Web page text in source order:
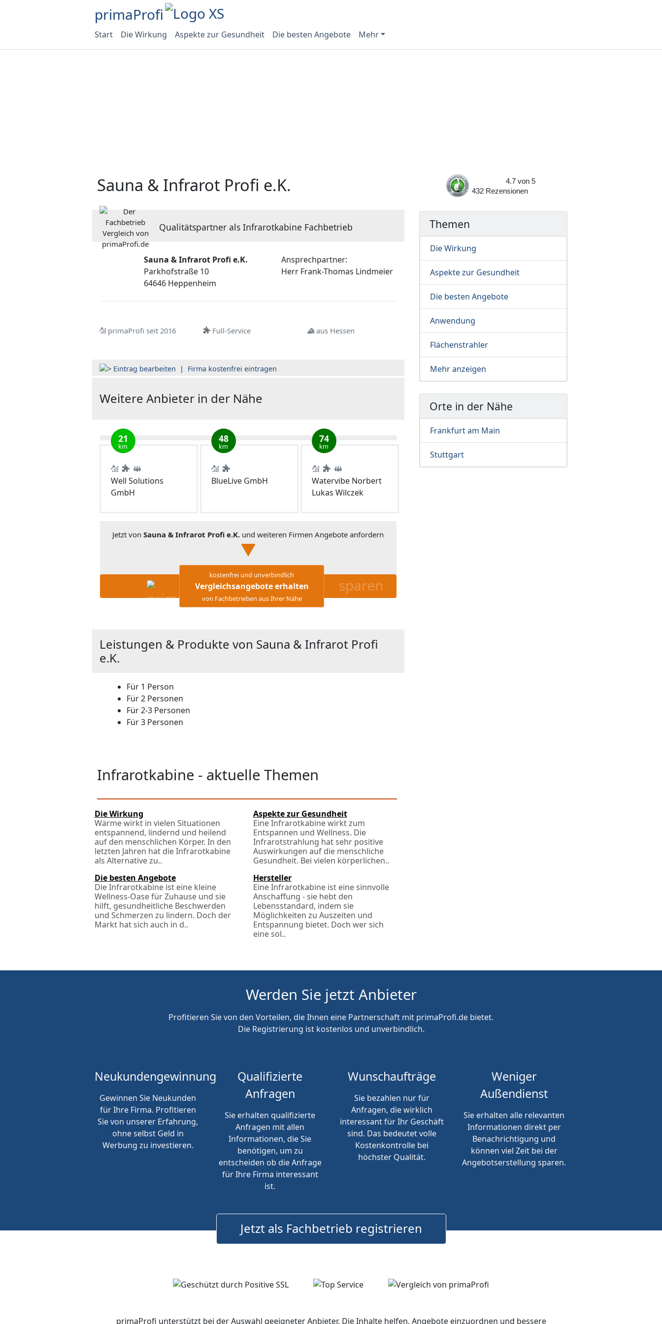
primaProfi
Start Die Wirkung Aspekte zur Gesundheit Die besten Angebote Mehr
Sauna & Infrarot Profi e.K.
Qualitätspartner als Infrarotkabine Fachbetrieb
Sauna & Infrarot Profi e.K.
Parkhofstraße 10
64646 Heppenheim
Ansprechpartner:
Herr Frank-Thomas Lindmeier
primaProfi seit 2016 Full-Service aus Hessen
Eintrag bearbeiten | Firma kostenfrei eintragen
Weitere Anbieter in der Nähe
21
km
Well Solutions
GmbH
48
km
BlueLive GmbH
74
km
Watervibe Norbert
Lukas Wilczek
Jetzt von Sauna & Infrarot Profi e.K. und weiteren Firmen Angebote anfordern
kostenfrei und unverbindlich
Vergleichsangebote erhalten
von Fachbetrieben aus Ihrer Nähe
sparen
Leistungen & Produkte von Sauna & Infrarot Profi
e.K.
Für 1 Person
Für 2 Personen
Für 2-3 Personen
Für 3 Personen
Infrarotkabine - aktuelle Themen
Die Wirkung
Wärme wirkt in vielen Situationen
entspannend, lindernd und heilend
auf den menschlichen Körper. In den
letzten Jahren hat die Infrarotkabine
als Alternative zu..
Aspekte zur Gesundheit
Eine Infrarotkabine wirkt zum
Entspannen und Wellness. Die
Infrarotstrahlung hat sehr positive
Auswirkungen auf die menschliche
Gesundheit. Bei vielen körperlichen..
Die besten Angebote
Die Infrarotkabine ist eine kleine
Wellness-Oase für Zuhause und sie
hilft, gesundheitliche Beschwerden
und Schmerzen zu lindern. Doch der
Markt hat sich auch in d..
Hersteller
Eine Infrarotkabine ist eine sinnvolle
Anschaffung - sie hebt den
Lebensstandard, indem sie
Möglichkeiten zu Auszeiten und
Entspannung bietet. Doch wer sich
eine sol..
4.7 von5
432
Rezensionen
Themen
Die Wirkung
Aspekte zur Gesundheit
Die besten Angebote
Anwendung
Flächenstrahler
Mehr anzeigen
Orte in der Nähe
Frankfurt am Main
Stuttgart
Werden Sie jetzt Anbieter
Profitieren Sie von den Vorteilen, die Ihnen eine Partnerschaft mit primaProfi.de bietet.
Die Registrierung ist kostenlos und unverbindlich.
Neukundengewinnung
Gewinnen Sie Neukunden
für Ihre Firma. Profitieren
Sie von unserer Erfahrung,
ohne selbst Geld in
Werbung zu investieren.
Qualifizierte
Anfragen
Sie erhalten qualifizierte
Anfragen mit allen
Informationen, die Sie
benötigen, um zu
entscheiden ob die Anfrage
für Ihre Firma interessant
ist.
Wunschaufträge
Sie bezahlen nur für
Anfragen, die wirklich
interessant für Ihr Geschäft
sind. Das bedeutet volle
Kostenkontrolle bei
höchster Qualität.
Weniger
Außendienst
Sie erhalten alle relevanten
Informationen direkt per
Benachrichtigung und
können viel Zeit bei der
Angebotserstellung sparen.
Jetzt als Fachbetrieb registrieren
primaProfi unterstützt bei der Auswahl geeigneter Anbieter. Die Inhalte helfen, Angebote einzuordnen und bessere